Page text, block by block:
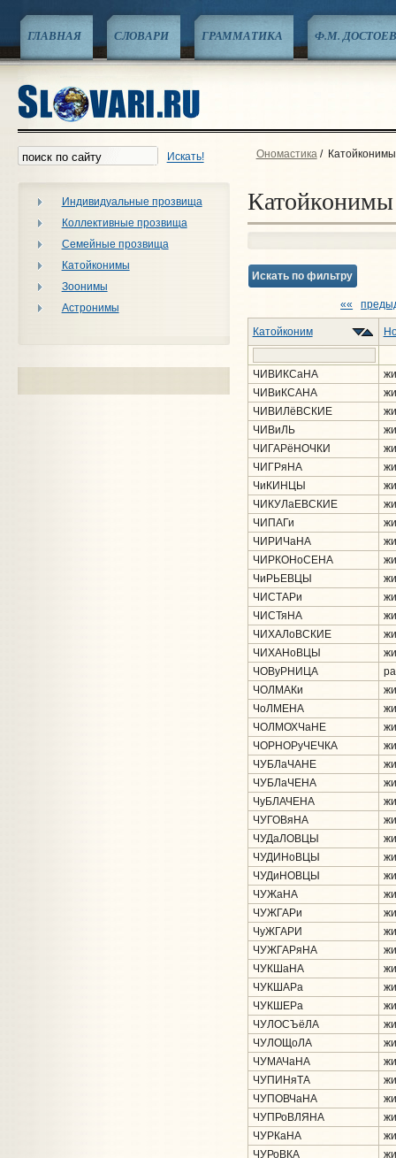
ГЛАВНАЯ СЛОВАРИ ГРАММАТИКА Ф.М.
Искать!
Индивидуальные прозвища
Коллективные прозвища
Семейные прозвища
Катойконимы
Зоонимы
Астронимы
Ономастика/ Катойконимы
Катойконимы
Искать по фильтру
««
Катойконим
ЧИВИКСаНА
ЧИВиКСАНА
ЧИВИЛёВСКИЕ
ЧИВиЛЬ
ЧИГАРёНОЧКИ
ЧИГРяНА
ЧиКИНЦЫ
ЧИКУЛаЕВСКИЕ
ЧИПАГи
ЧИРИЧаНА
ЧИРКОНоСЕНА
ЧиРЬЕВЦЫ
ЧИСТАРи
ЧИСТяНА
ЧИХАЛоВСКИЕ
ЧИХАНоВЦЫ
ЧОВуРНИЦА
ЧОЛМАКи
ЧоЛМЕНА
ЧОЛМОХЧаНЕ
ЧОРНОРуЧЕЧКА
ЧУБЛаЧАНЕ
ЧУБЛаЧЕНА
ЧуБЛАЧЕНА
ЧУГОВяНА
ЧУДаЛОВЦЫ
ЧУДИНоВЦЫ
ЧУДиНОВЦЫ
ЧУЖаНА
ЧУЖГАРи
ЧуЖГАРИ
ЧУЖГАРяНА
ЧУКШаНА
ЧУКШАРа
ЧУКШЕРа
ЧУЛОСЪёЛА
ЧУЛОЩоЛА
ЧУМАЧаНА
ЧУПИНяТА
ЧУПОВЧаНА
ЧУПРоВЛЯНА
ЧУРКаНА
ЧУРоВКА